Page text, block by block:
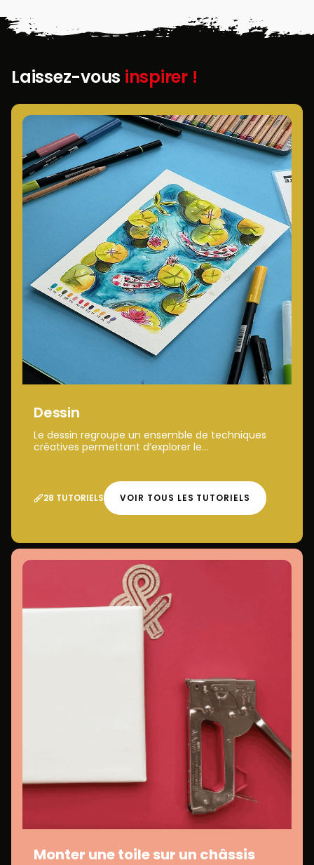
Laissez-vous inspirer !
Dessin
Le dessin regroupe un ensemble de techniques
créatives permettant d’explorer le...
28 TUTORIELS VOIR TOUS LES TUTORIELS
Monter une toile sur un châssis